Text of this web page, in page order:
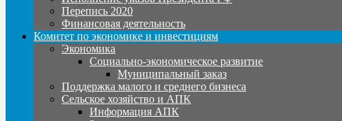
Перепись 2020
Финансовая деятельность
Комитет по экономике и инвестициям
Экономика
Социально-экономическое развитие
Муниципальный заказ
Поддержка малого и среднего бизнеса
Сельское хозяйство и АПК
Информация АПК